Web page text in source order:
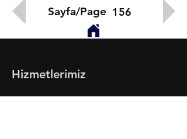
Sayfa/Page 156
Hizmetlerimiz
- Toptan & Perakende Yedek Parça